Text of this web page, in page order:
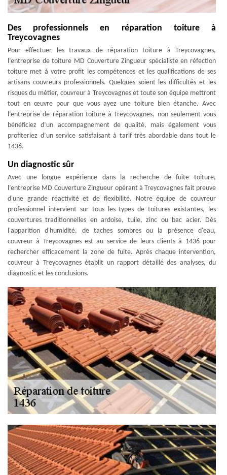
Des professionnels en réparation toiture à
Treycovagnes
Pour effectuer les travaux de réparation toiture à Treycovagnes,
l’entreprise de toiture MD Couverture Zingueur spécialiste en réfection
toiture met à votre profit les compétences et les qualifications de ses
artisans couvreurs professionnels. Quelques soient les difficultés et les
risques du métier, couvreur à Treycovagnes et toute son équipe mettront
tout en œuvre pour que vous ayez une toiture bien étanche. Avec
l’entreprise de réparation toiture à Treycovagnes, non seulement vous
bénéficiez d’un accompagnement de qualité, mais également vous
profiteriez d’un service satisfaisant à tarif très abordable dans tout le
1436.
Un diagnostic sûr
Avec une longue expérience dans la recherche de fuite toiture,
l’entreprise MD Couverture Zingueur opérant à Treycovagnes fait preuve
d'une grande réactivité et de flexibilité. Notre équipe de couvreur
professionnel intervient sur tous les types de toitures existantes, les
couvertures traditionnelles en ardoise, tuile, zinc ou bac acier. Dès
l'apparition d'humidité, de taches sombres ou la présence d'eau,
couvreur à Treycovagnes est au service de leurs clients à 1436 pour
rechercher efficacement la zone de fuite. Après chaque intervention,
couvreur à Treycovagnes établit un rapport détaillé des analyses, du
diagnostic et les conclusions.